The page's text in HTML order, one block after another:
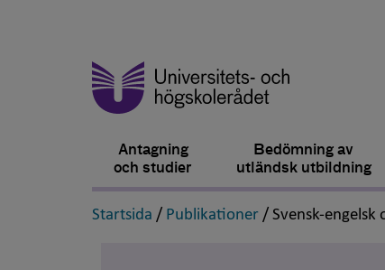
Antagning
och studier
Bedömning av
utländsk utbildning
Startsida ,
/ Publikationer ,
/ Svensk-engelsk